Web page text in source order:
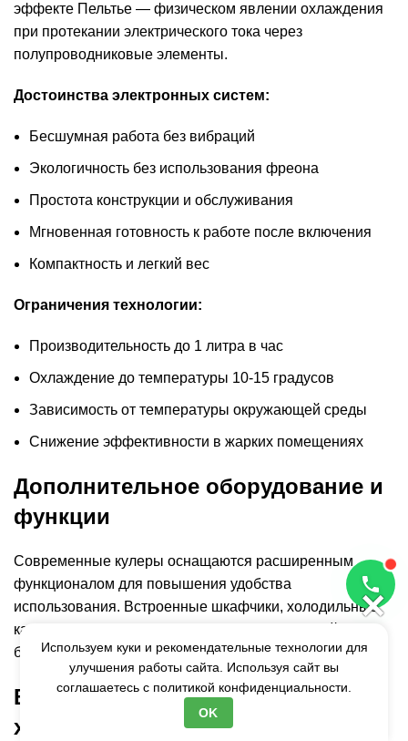
эффекте Пельтье — физическом явлении охлаждения
при протекании электрического тока через
полупроводниковые элементы.
Достоинства электронных систем:
Бесшумная работа без вибраций
Экологичность без использования фреона
Простота конструкции и обслуживания
Мгновенная готовность к работе после включения
Компактность и легкий вес
Ограничения технологии:
Производительность до 1 литра в час
Охлаждение до температуры 10-15 градусов
Зависимость от температуры окружающей среды
Снижение эффективности в жарких помещениях
Дополнительное оборудование и
функции
Современные кулеры оснащаются расширенным
функционалом для повышения удобства
использования. Встроенные шкафчики, холодильные
камеры и системы безопасности делают устройства
более универсальными.
Встроенные шкафчики и
холодильники
×
Используем куки и рекомендательные технологии для
улучшения работы сайта. Используя сайт вы
соглашаетесь с политикой конфиденциальности.
OK